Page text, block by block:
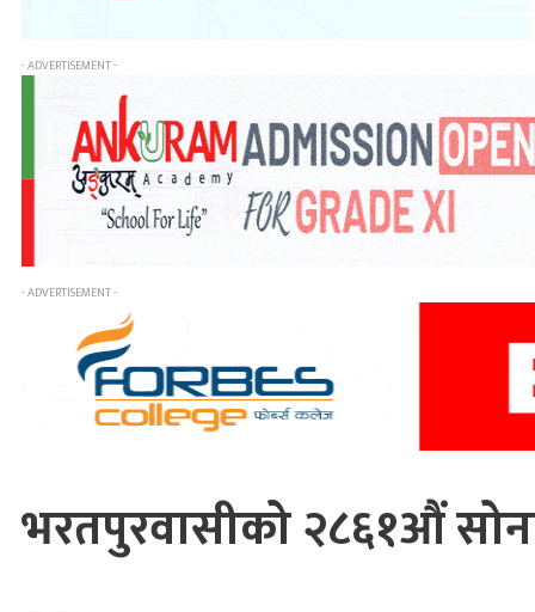
- ADVERTISEMENT -
- ADVERTISEMENT -
भरतपुरवासीको २८६१औं